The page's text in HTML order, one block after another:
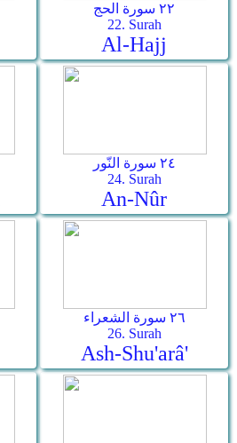
٢٢ سورة الحج
22. Surah
Al-Hajj
٢٤ سورة النّور
24. Surah
An-Nûr
٢٦ سورة الشعراء
26. Surah
Ash-Shu'arâ'